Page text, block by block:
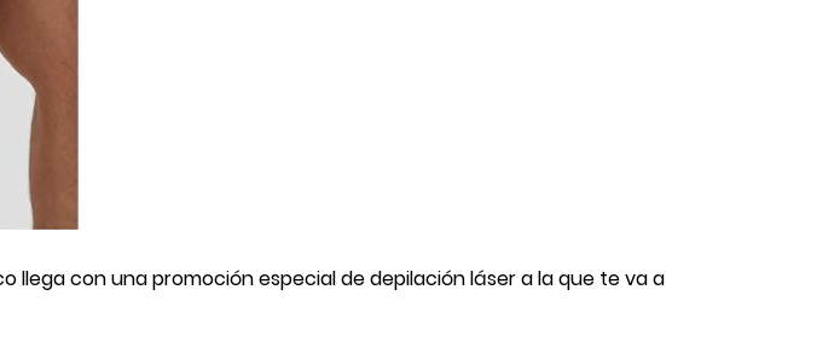
llega con una promoción especial de depilación láser a la que te va a